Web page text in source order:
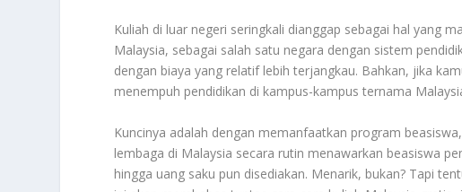
Kuliah di luar negeri seringkali dianggap sebagai hal yang
Malaysia, sebagai salah satu negara dengan sistem
dengan biaya yang relatif lebih terjangkau. Bahkan, jika
menempuh pendidikan di kampus-kampus ternama
Kuncinya adalah dengan memanfaatkan program
lembaga di Malaysia secara rutin menawarkan beasiswa
hingga uang saku pun disediakan. Menarik, bukan? Tapi